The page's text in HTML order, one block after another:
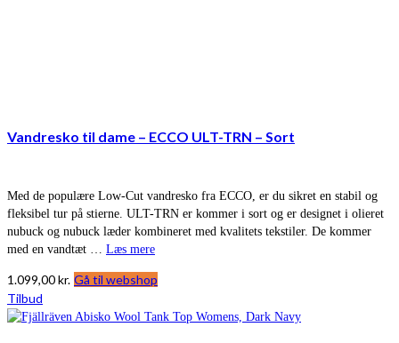
Vandresko til dame – ECCO ULT-TRN – Sort
Med de populære Low-Cut vandresko fra ECCO, er du sikret en stabil og
fleksibel tur på stierne. ULT-TRN er kommer i sort og er designet i olieret
nubuck og nubuck læder kombineret med kvalitets tekstiler. De kommer
med en vandtæt … Læs mere
1.099,00kr. Gå til webshop
Tilbud